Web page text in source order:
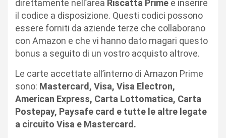
direttamente nell’area Riscatta Prime e inserire
il codice a disposizione. Questi codici possono
essere forniti da aziende terze che collaborano
con Amazon e che vi hanno dato magari questo
bonus a seguito di un vostro acquisto altrove.
Le carte accettate all’interno di Amazon Prime
sono: Mastercard, Visa, Visa Electron,
American Express, Carta Lottomatica, Carta
Postepay, Paysafe card e tutte le altre legate
a circuito Visa e Mastercard.